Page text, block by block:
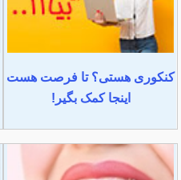
کنکوری هستی؟ تا فرصت هست
اینجا کمک بگیر!